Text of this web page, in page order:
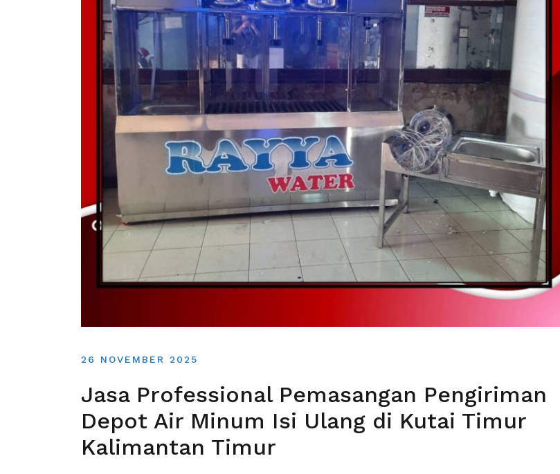
26 NOVEMBER 2025
Jasa Professional Pemasangan Pengiriman
Depot Air Minum Isi Ulang di Kutai Timur
Kalimantan Timur